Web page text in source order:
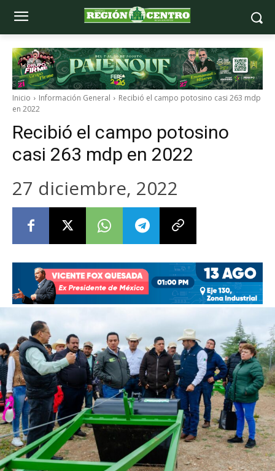
Inicio Información General
Recibió el campo potosino casi 263 mdp
en 2022
Recibió el campo potosino
casi 263 mdp en 2022
27 diciembre, 2022